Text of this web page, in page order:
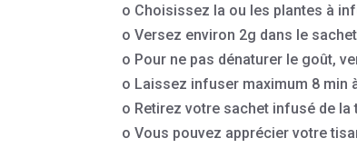
o Choisissez la ou les plantes à
o Versez environ 2g dans le
o Pour ne pas dénaturer le goût,
o Laissez infuser maximum 8 min
o Retirez votre sachet infusé de la
o Vous pouvez apprécier votre